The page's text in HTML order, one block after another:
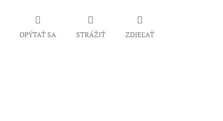
OPÝTAŤ SA STRÁŽIŤ ZDIEĽAŤ